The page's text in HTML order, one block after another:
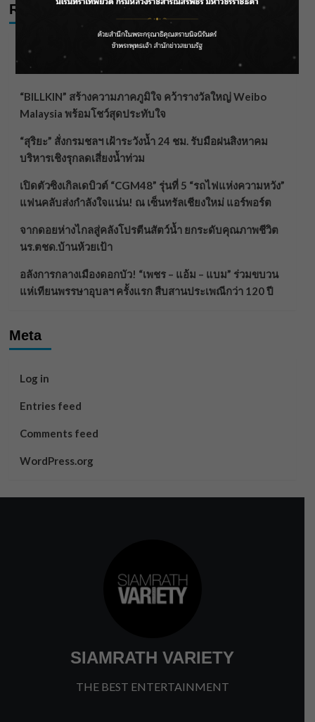
Recent Posts
ลุยไม่หยุด!! กรมชลฯ เร่งเคลียร์ผักตบชวา-ติดตั้งเครื่องสูบ
น้ำทั่วไทย
“BILLKIN” สร้างความภาคภูมิใจ คว้ารางวัลใหญ่ Weibo
Malaysia พร้อมโชว์สุดประทับใจ
“สุริยะ” สั่งกรมชลฯ เฝ้าระวังน้ำ 24 ชม. รับมือฝนสิงหาคม
บริหารเชิงรุกลดเสี่ยงน้ำท่วม
เปิดตัวซิงเกิลเดบิวต์ “CGM48” รุ่นที่ 5 “รถไฟแห่งความหวัง”
แฟนคลับส่งกำลังใจแน่น! ณ เซ็นทรัลเชียงใหม่ แอร์พอร์ต
จากดอยห่างไกลสู่คลังโปรตีนสัตว์น้ำ ยกระดับคุณภาพชีวิต
นร.ตชด.บ้านห้วยเป้า
อลังการกลางเมืองดอกบัว! “เพชร – แอ้ม – แบม” ร่วมขบวน
แห่เทียนพรรษาอุบลฯ ครั้งแรก สืบสานประเพณีกว่า 120 ปี
Meta
Log in
Entries feed
Comments feed
WordPress.org
SIAMRATH VARIETY
THE BEST ENTERTAINMENT